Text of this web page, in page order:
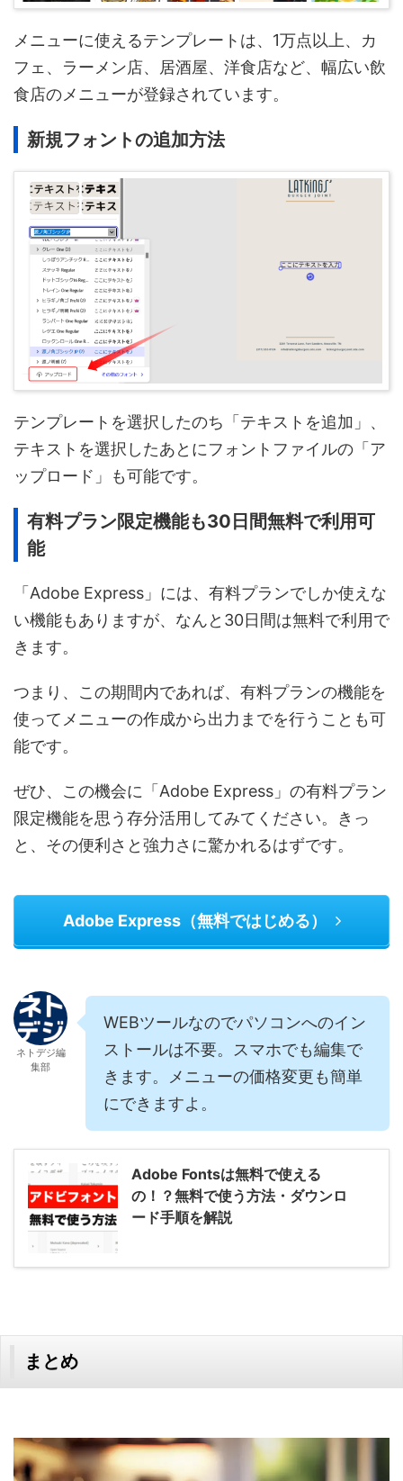
メニューに使えるテンプレートは、1万点以上、カ
フェ、ラーメン店、居酒屋、洋食店など、幅広い飲
食店のメニューが登録されています。
新規フォントの追加方法
テンプレートを選択したのち「テキストを追加」、
テキストを選択したあとにフォントファイルの「ア
ップロード」も可能です。
有料プラン限定機能も30日間無料で利用可
能
「Adobe Express」には、有料プランでしか使えな
い機能もありますが、なんと30日間は無料で利用で
きます。
つまり、この期間内であれば、有料プランの機能を
使ってメニューの作成から出力までを行うことも可
能です。
ぜひ、この機会に「Adobe Express」の有料プラン
限定機能を思う存分活用してみてください。きっ
と、その便利さと強力さに驚かれるはずです。
Adobe Express（無料ではじめる）
ネトデジ編
集部
WEBツールなのでパソコンへのイン
ストールは不要。スマホでも編集で
きます。メニューの価格変更も簡単
にできますよ。
Adobe Fontsは無料で使える
の！？無料で使う方法・ダウンロ
ード手順を解説
まとめ